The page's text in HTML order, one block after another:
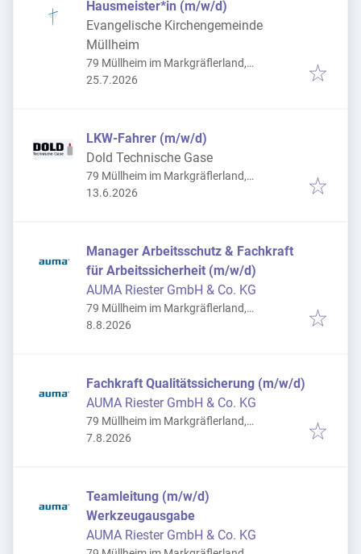
Hausmeister*in (m/w/d)
Evangelische Kirchengemeinde
Müllheim
79 Müllheim im Markgräflerland,
Deutschland
Veröffentlicht
25.7.2026
LKW-Fahrer (m/w/d)
Dold Technische Gase
79 Müllheim im Markgräflerland,
Deutschland
Veröffentlicht
13.6.2026
Manager Arbeitsschutz & Fachkraft
für Arbeitssicherheit (m/w/d)
AUMA Riester GmbH & Co. KG
79 Müllheim im Markgräflerland,
Deutschland
Veröffentlicht
8.8.2026
Fachkraft Qualitätssicherung (m/w/d)
AUMA Riester GmbH & Co. KG
79 Müllheim im Markgräflerland,
Deutschland
Veröffentlicht
7.8.2026
Teamleitung (m/w/d)
Werkzeugausgabe
AUMA Riester GmbH & Co. KG